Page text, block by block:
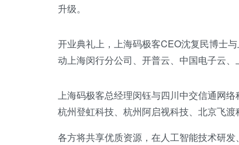
升级。
开业典礼上，上海码极客CEO沈复民博士
动上海闵行分公司、开普云、中国电子云、
上海码极客总经理闵钰与四川中交信通网
杭州登虹科技、杭州阿启视科技、北京飞渡
各方将共享优质资源，在人工智能技术研